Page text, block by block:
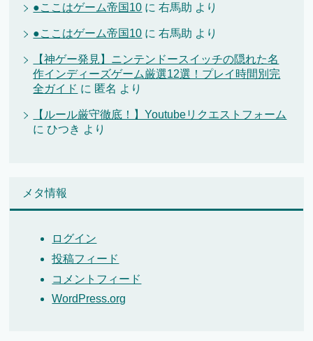
●ここはゲーム帝国10 に右馬助 より
●ここはゲーム帝国10 に右馬助 より
【神ゲー発見】ニンテンドースイッチの隠れた名
作インディーズゲーム厳選12選！プレイ時間別完
全ガイド に 匿名 より
【ルール厳守徹底！】Youtubeリクエストフォーム
にひつき より
メタ情報
ログイン
投稿フィード
コメントフィード
WordPress.org